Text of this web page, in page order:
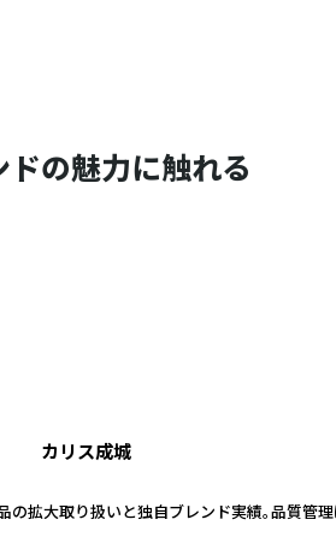
ドの魅力に触れる
カリス成城
拡大取り扱いと独自ブレンド実績。品質管